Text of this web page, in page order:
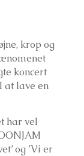
krop og
koncert
at lave en
har vel
og ’Vi er